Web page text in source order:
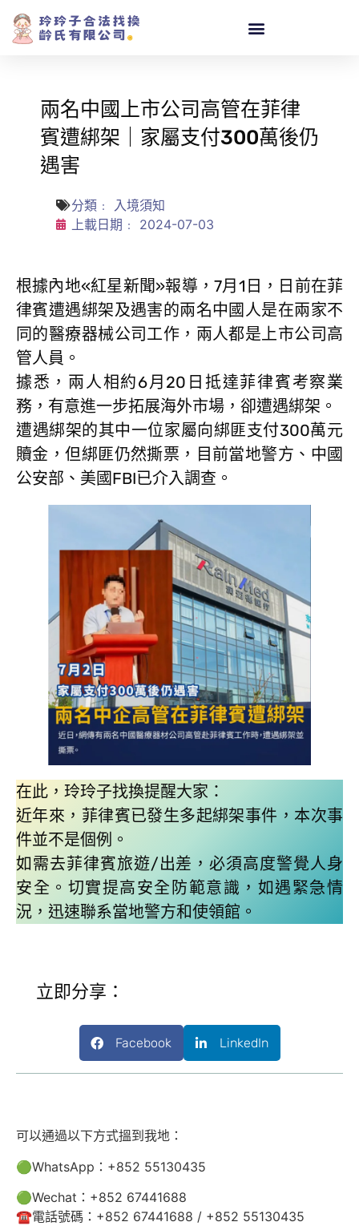
兩名中國上市公司高管在菲律
賓遭綁架｜家屬支付300萬後仍
遇害
分類﹕
入境須知
上載日期﹕
2024-07-03
根據內地«紅星新聞»報導，7月1日，日前在菲
律賓遭遇綁架及遇害的兩名中國人是在兩家不
同的醫療器械公司工作，兩人都是上市公司高
管人員。
據悉，兩人相約6月20日抵達菲律賓考察業
務，有意進一步拓展海外市場，卻遭遇綁架。
遭遇綁架的其中一位家屬向綁匪支付300萬元
贖金，但綁匪仍然撕票，目前當地警方、中國
公安部、美國FBI已介入調查。
在此，玲玲子找換提醒大家：
近年來，菲律賓已發生多起綁架事件，本次事
件並不是個例。
如需去菲律賓旅遊/出差，必須高度警覺人身
安全。切實提高安全防範意識，如遇緊急情
況，迅速聯系當地警方和使領館。
立即分享：
Facebook LinkedIn
可以通過以下方式搵到我地：
🟢WhatsApp：+852 55130435
🟢Wechat：+852 67441688
☎️電話號碼：+852 67441688 / +852 55130435